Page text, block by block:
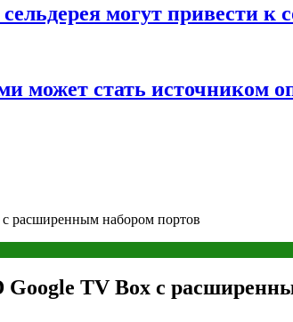
могут привести к
может стать источником
расширенным набором портов
Google TV Box с